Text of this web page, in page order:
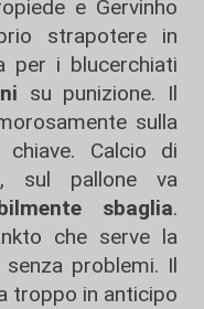
e Gervinho
strapotere in
per i blucerchiati
su punizione. Il
sulla
Calcio di
sul pallone va
sbaglia.
che serve la
problemi. Il
troppo in anticipo